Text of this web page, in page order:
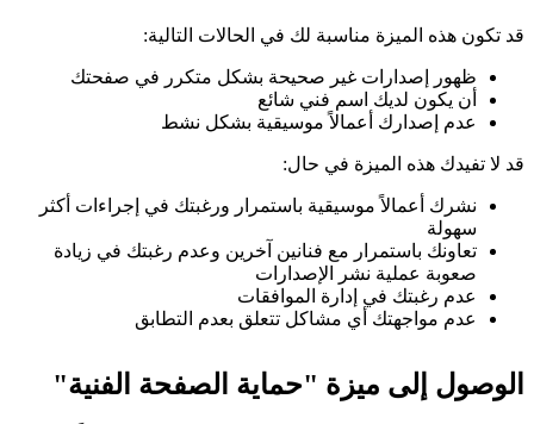
قد تكون هذه الميزة مناسبة لك في الحالات التالية:
ظهور إصدارات غير صحيحة بشكل متكرر في صفحتك
أن يكون لديك اسم فني شائع
عدم إصدارك أعمالاً موسيقية بشكل نشط
قد لا تفيدك هذه الميزة في حال:
نشرك أعمالاً موسيقية باستمرار ورغبتك في إجراءات أكثر
سهولة
تعاونك باستمرار مع فنانين آخرين وعدم رغبتك في زيادة
صعوبة عملية نشر الإصدارات
عدم رغبتك في إدارة الموافقات
عدم مواجهتك أي مشاكل تتعلق بعدم التطابق
الوصول إلى ميزة "حماية الصفحة الفنية"